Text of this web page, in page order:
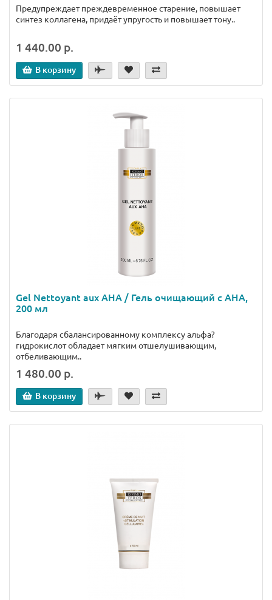
Предупреждает преждевременное старение, повышает
синтез коллагена, придаёт упругость и повышает тону..
1 440.00 р.
В корзину
Gel Nettoyant aux AHA / Гель очищающий с AHA,
200 мл
Благодаря сбалансированному комплексу альфа?
гидрокислот обладает мягким отшелушивающим,
отбеливающим..
1 480.00 р.
В корзину